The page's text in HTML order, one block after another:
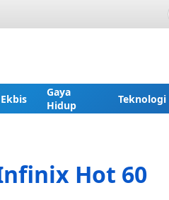
Ekbis
Gaya
Hidup
Teknologi
Hot 60